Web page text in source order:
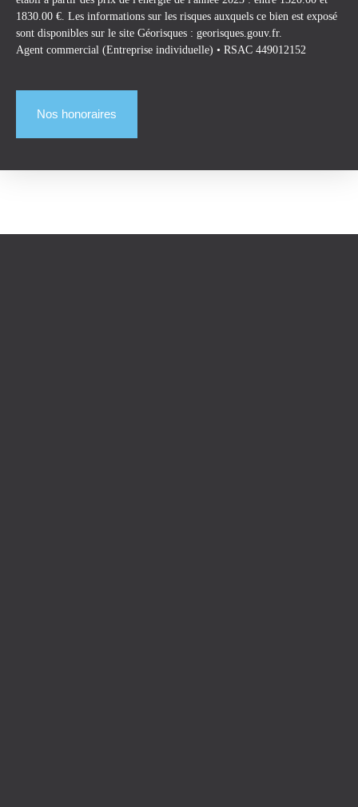
1830.00 €. Les informations sur les risques auxquels ce bien est exposé
sont disponibles sur le site Géorisques : georisques.gouv.fr.
Agent commercial (Entreprise individuelle) • RSAC 449012152
Nos honoraires